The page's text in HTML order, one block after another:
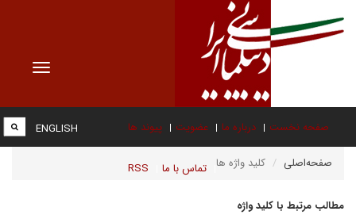
Toggle
صفحه نخست درباره ما عضویت پیوند ها
تماس با ما RSS
ENGLISH
صفحه‌اصلی کلید واژه ها
مطالب مرتبط با کلید واژه